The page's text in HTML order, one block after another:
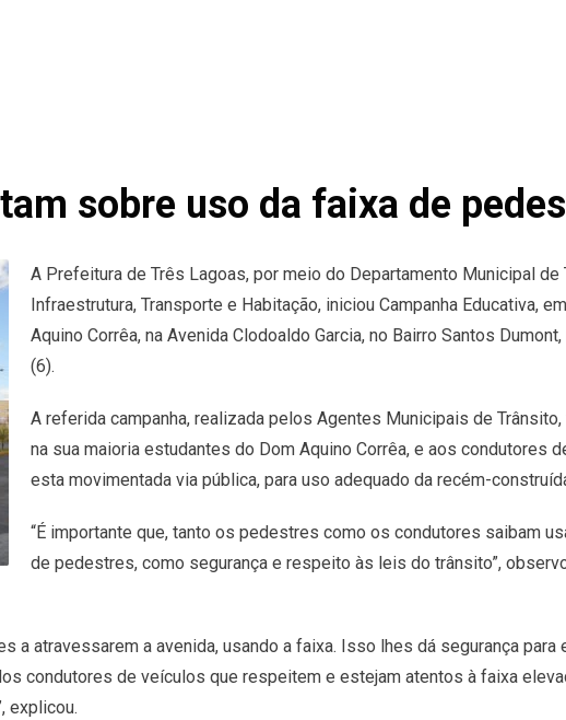
sobre uso da faixa de
A Prefeitura de Três Lagoas, por meio do Departamento Municipal de
Infraestrutura, Transporte e Habitação, iniciou Campanha Educativa,
Aquino Corrêa, na Avenida Clodoaldo Garcia, no Bairro Santos
(6).
A referida campanha, realizada pelos Agentes Municipais de
na sua maioria estudantes do Dom Aquino Corrêa, e aos condutores
esta movimentada via pública, para uso adequado da recém-
“É importante que, tanto os pedestres como os condutores saibam
de pedestres, como segurança e respeito às leis do trânsito”,
atravessarem a avenida, usando a faixa. Isso lhes dá segurança para
condutores de veículos que respeitem e estejam atentos à faixa
explicou.